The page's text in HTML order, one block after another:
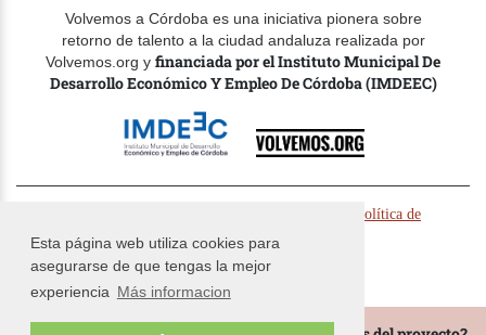
Esta página web utiliza cookies para
asegurarse de que tengas la mejor
experiencia Más informacion
Volvemos a Córdoba es una iniciativa pionera sobre
retorno de talento a la ciudad andaluza realizada por
Volvemos.org y financiada por el Instituto Municipal De
Desarrollo Económico Y Empleo De Córdoba (IMDEEC)
Política de
privacidad- Términos y condiciones